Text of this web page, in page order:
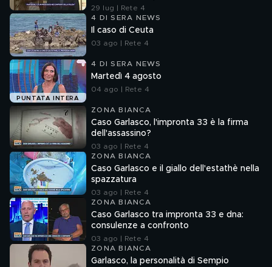
29 lug | Rete 4
4 DI SERA NEWS
Il caso di Ceuta
03 ago | Rete 4
PUNTATA INTERA
4 DI SERA NEWS
Martedì 4 agosto
04 ago | Rete 4
ZONA BIANCA
Caso Garlasco, l'impronta 33 è la firma
dell'assassino?
03 ago | Rete 4
ZONA BIANCA
Caso Garlasco e il giallo dell'estathè nella
spazzatura
03 ago | Rete 4
ZONA BIANCA
Caso Garlasco tra impronta 33 e dna:
consulenze a confronto
03 ago | Rete 4
ZONA BIANCA
Garlasco, la personalità di Sempio